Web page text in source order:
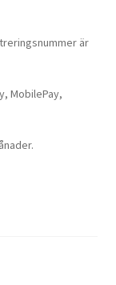
är
MobilePay,